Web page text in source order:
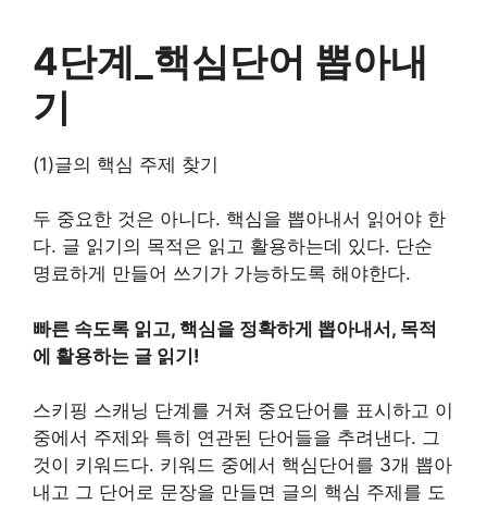
4단계_핵심단어 뽑아내
기
(1)글의 핵심 주제 찾기
두 중요한 것은 아니다. 핵심을 뽑아내서 읽어야 한
다. 글 읽기의 목적은 읽고 활용하는데 있다. 단순
명료하게 만들어 쓰기가 가능하도록 해야한다.
빠른 속도록 읽고, 핵심을 정확하게 뽑아내서, 목적
에 활용하는 글 읽기!
스키핑 스캐닝 단계를 거쳐 중요단어를 표시하고 이
중에서 주제와 특히 연관된 단어들을 추려낸다. 그
것이 키워드다. 키워드 중에서 핵심단어를 3개 뽑아
내고 그 단어로 문장을 만들면 글의 핵심 주제를 도